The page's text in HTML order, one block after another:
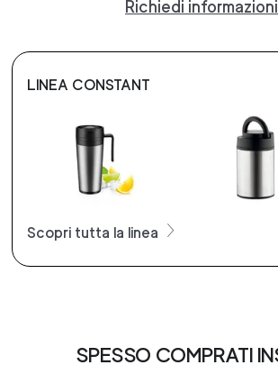
Richiedi informazioni
LINEA CONSTANT
Scopri tutta la linea
SPESSO COMPRATI